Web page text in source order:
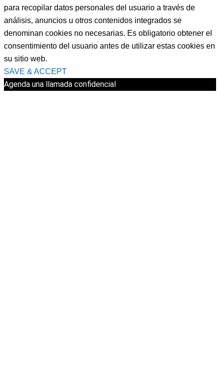
para recopilar datos personales del usuario a través de
análisis, anuncios u otros contenidos integrados se
denominan cookies no necesarias. Es obligatorio obtener el
consentimiento del usuario antes de utilizar estas cookies en
su sitio web.
SAVE & ACCEPT
Agenda una llamada confidencial